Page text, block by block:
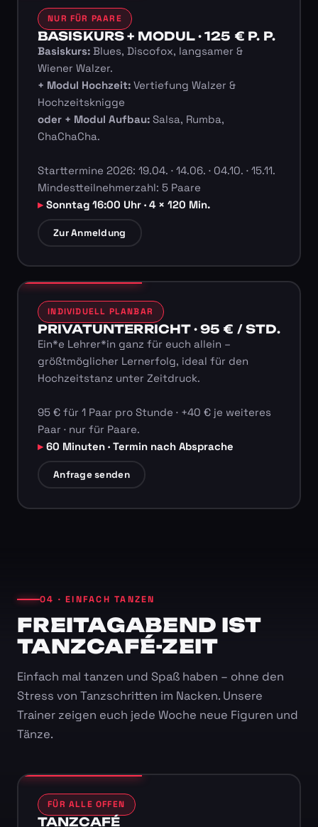
NUR FÜR PAARE
BASISKURS + MODUL · 125 € P. P.
Basiskurs:Blues, Discofox, langsamer &
Wiener Walzer.
+ Modul Hochzeit:Vertiefung Walzer &
Hochzeitsknigge
oder + Modul Aufbau:Salsa, Rumba,
ChaChaCha.
Starttermine 2026: 19.04. · 14.06. · 04.10. · 15.11.
Mindestteilnehmerzahl: 5 Paare
Sonntag 16:00 Uhr · 4 × 120 Min.
Zur Anmeldung
INDIVIDUELL PLANBAR
PRIVATUNTERRICHT · 95 € / STD.
Ein*e Lehrer*in ganz für euch allein –
größtmöglicher Lernerfolg, ideal für den
Hochzeitstanz unter Zeitdruck.
95 € für 1 Paar pro Stunde · +40 € je weiteres
Paar · nur für Paare.
60 Minuten · Termin nach Absprache
Anfrage senden
04 · EINFACH TANZEN
FREITAGABEND IST
TANZCAFÉ-ZEIT
Einfach mal tanzen und Spaß haben – ohne den
Stress von Tanzschritten im Nacken. Unsere
Trainer zeigen euch jede Woche neue Figuren und
Tänze.
FÜR ALLE OFFEN
TANZCAFÉ